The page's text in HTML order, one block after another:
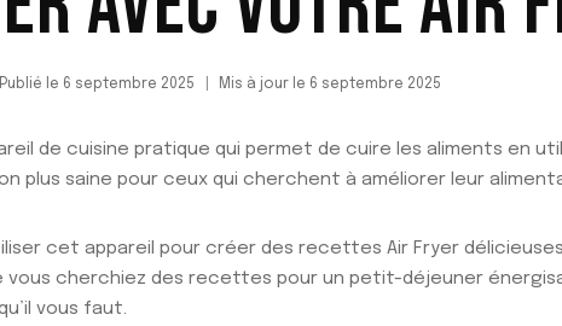
Publié le 6 septembre 2025 Mis à jour le 6 septembre 2025
de cuisine pratique qui permet de cuire les aliments en
plus saine pour ceux qui cherchent à améliorer leur
cet appareil pour créer des recettes Air Fryer
vous cherchiez des recettes pour un petit-déjeuner
vous faut.